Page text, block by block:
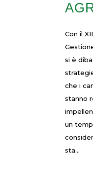
Con il
si è
che i
stanno
un
sta...